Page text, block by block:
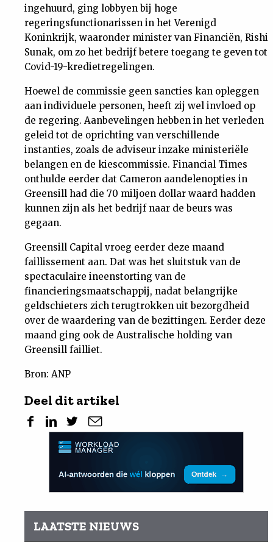
ingehuurd, ging lobbyen bij hoge
regeringsfunctionarissen in het Verenigd
Koninkrijk, waaronder minister van Financiën, Rishi
Sunak, om zo het bedrijf betere toegang te geven tot
Covid-19-kredietregelingen.
Hoewel de commissie geen sancties kan opleggen
aan individuele personen, heeft zij wel invloed op
de regering. Aanbevelingen hebben in het verleden
geleid tot de oprichting van verschillende
instanties, zoals de adviseur inzake ministeriële
belangen en de kiescommissie. Financial Times
onthulde eerder dat Cameron aandelenopties in
Greensill had die 70 miljoen dollar waard hadden
kunnen zijn als het bedrijf naar de beurs was
gegaan.
Greensill Capital vroeg eerder deze maand
faillissement aan. Dat was het sluitstuk van de
spectaculaire ineenstorting van de
financieringsmaatschappij, nadat belangrijke
geldschieters zich terugtrokken uit bezorgdheid
over de waardering van de bezittingen. Eerder deze
maand ging ook de Australische holding van
Greensill failliet.
Bron: ANP
Deel dit artikel
LAATSTE NIEUWS